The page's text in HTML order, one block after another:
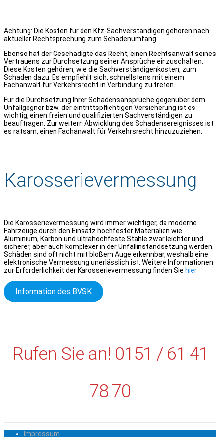
Achtung: Die Kosten für den Kfz-Sachverständigen gehören nach
aktueller Rechtsprechung zum Schadenumfang.
Ebenso hat der Geschädigte das Recht, einen Rechtsanwalt seines
Vertrauens zur Durchsetzung seiner Ansprüche einzuschalten.
Diese Kosten gehören, wie die Sachverständigenkosten, zum
Schaden dazu. Es empfiehlt sich, schnellstens mit einem
Fachanwalt für Verkehrsrecht in Verbindung zu treten.
Für die Durchsetzung Ihrer Schadensansprüche gegenüber dem
Unfallgegner bzw. der eintrittspflichtigen Versicherung ist es
wichtig, einen freien und qualifizierten Sachverständigen zu
beauftragen. Zur weitern Abwicklung des Schadensereignisses ist
es ratsam, einen Fachanwalt für Verkehrsrecht hinzuzuziehen.
Karosserievermessung
Die Karosserievermessung wird immer wichtiger, da moderne
Fahrzeuge durch den Einsatz hochfester Materialien wie
Aluminium, Karbon und ultrahochfeste Stähle zwar leichter und
sicherer, aber auch komplexer in der Unfallinstandsetzung werden.
Schäden sind oft nicht mit bloßem Auge erkennbar, weshalb eine
elektronische Vermessung unerlässlich ist. Weitere Informationen
zur Erforderlichkeit der Karosserievermessung finden Sie hier
Information des BVSK
Rufen Sie an! 0151 / 61 41
78 70
Impressum